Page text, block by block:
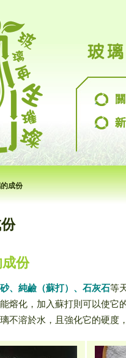
成份
份
、純鹼（蘇打）、石灰石等
熔化，加入蘇打則可以使它
不溶於水，且強化它的硬度